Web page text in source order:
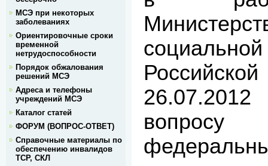
МСЭ при некоторых
заболеваниях
Ориентировочные сроки
временной
нетрудоспособности
Порядок обжалования
решений МСЭ
Адреса и телефоны
учреждений МСЭ
Каталог статей
ФОРУМ (ВОПРОС-ОТВЕТ)
Справочные материалы по
обеспечению инвалидов
ТСР, СКЛ